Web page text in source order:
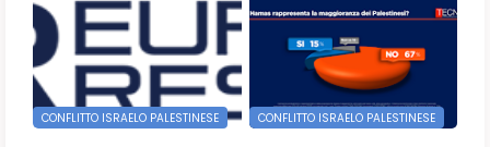
CONFLITTO ISRAELO PALESTINESE CONFLITTO ISRAELO PALESTINESE